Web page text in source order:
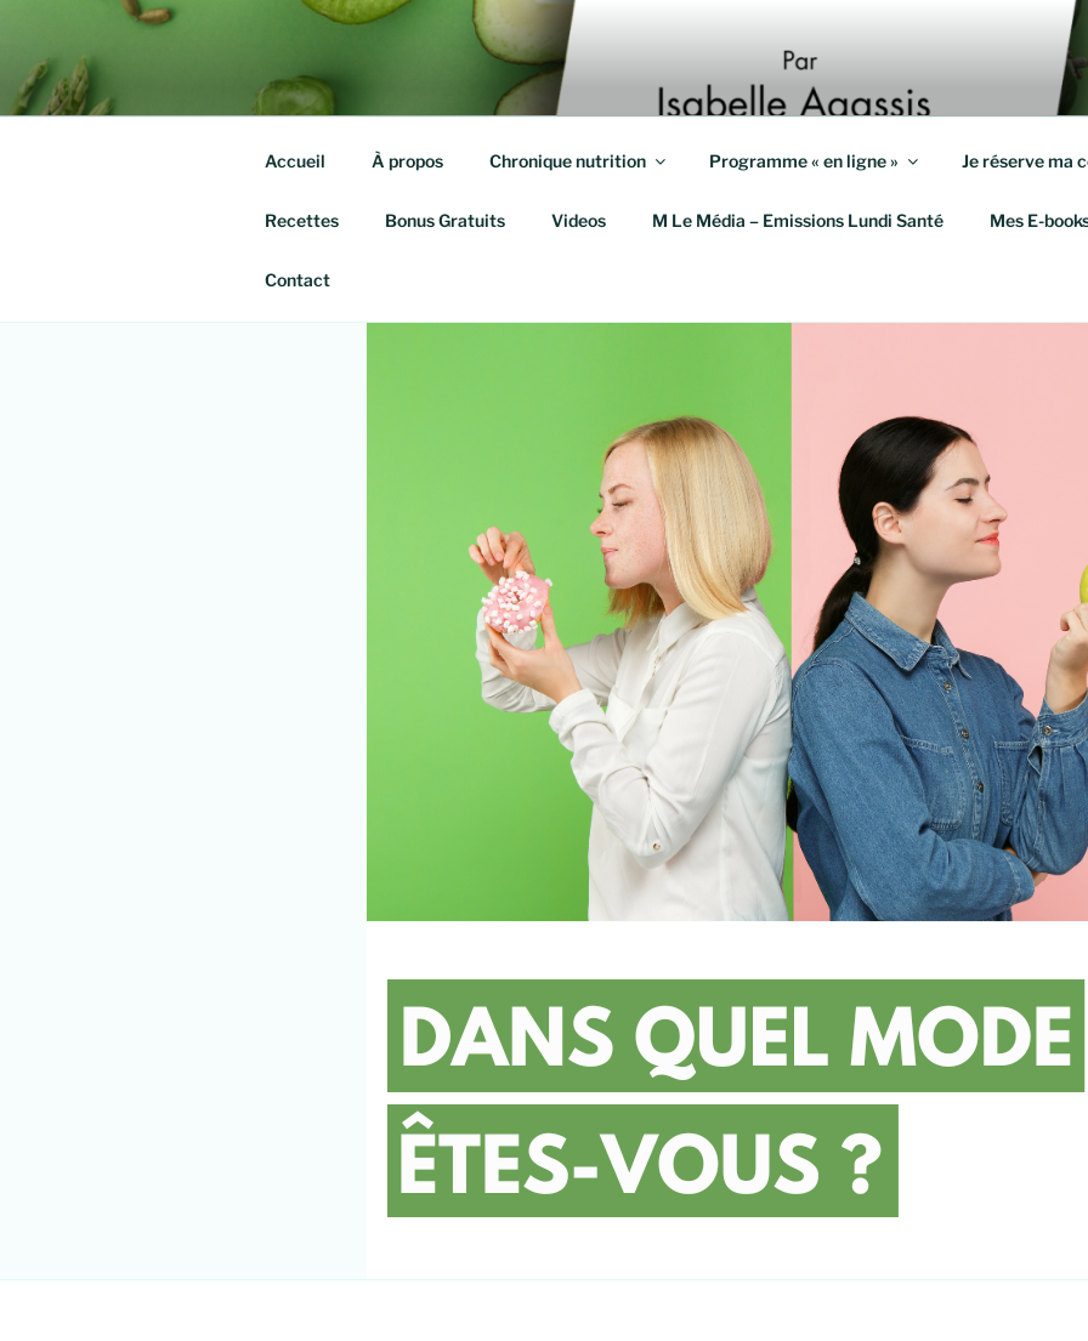
contenu
principal
QUITTE TES KILOS
Isabelle agassis – Nutrithérapeute et Coach en Mieux-Être
Accueil À propos Chronique nutrition Programme « en ligne » Je réserve ma
Recettes Bonus Gratuits Videos M Le Média – Emissions Lundi Santé Mes E-
Contact